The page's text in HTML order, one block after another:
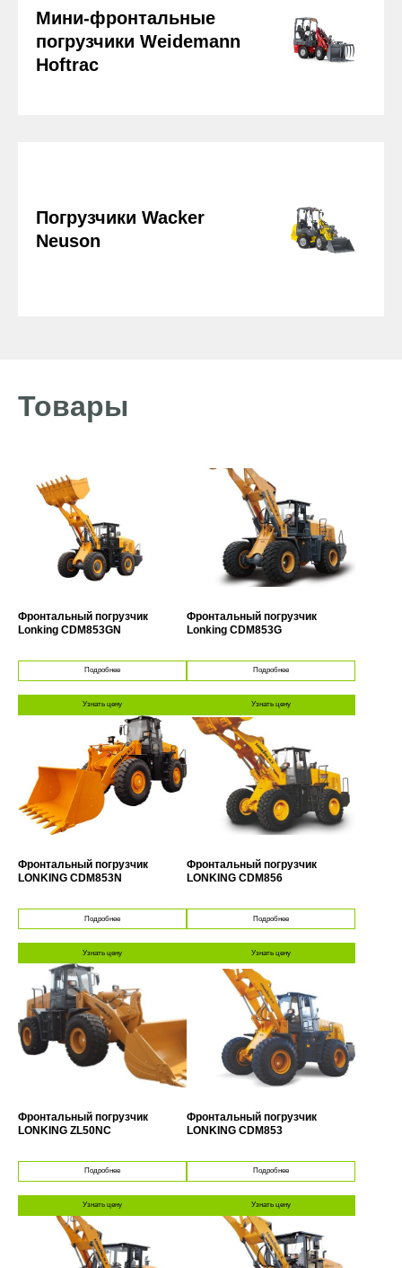
Мини-фронтальные
погрузчики Weidemann
Hoftrac
Погрузчики Wacker
Neuson
Товары
Фронтальный погрузчик
Lonking CDM853GN
Подробнее
Узнать цену
Фронтальный погрузчик
Lonking CDM853G
Подробнее
Узнать цену
Фронтальный погрузчик
LONKING CDM853N
Подробнее
Узнать цену
Фронтальный погрузчик
LONKING CDM856
Подробнее
Узнать цену
Фронтальный погрузчик
LONKING ZL50NC
Подробнее
Узнать цену
Фронтальный погрузчик
LONKING CDM853
Подробнее
Узнать цену